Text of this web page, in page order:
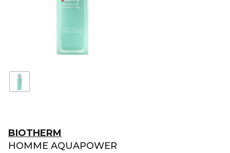
BIOTHERM
HOMME AQUAPOWER